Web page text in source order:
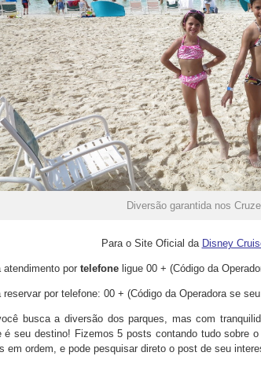
Diversão garantida nos
Para o Site Oficial da Disney
atendimento por telefoneligue 00 + (Código da
reservar por telefone: 00 + (Código da Operadora se
busca a diversão dos parques, mas com
é seu destino! Fizemos 5 posts contando tudo sobre
em ordem, e pode pesquisar direto o post de seu